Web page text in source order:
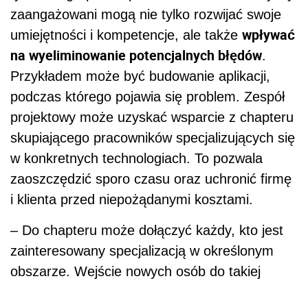
zaangażowani mogą nie tylko rozwijać swoje
umiejętności i kompetencje, ale także wpływać
na wyeliminowanie potencjalnych błędów.
Przykładem może być budowanie aplikacji,
podczas którego pojawia się problem. Zespół
projektowy może uzyskać wsparcie z chapteru
skupiającego pracowników specjalizujących się
w konkretnych technologiach. To pozwala
zaoszczędzić sporo czasu oraz uchronić firmę
i klienta przed niepożądanymi kosztami.
–Do chapteru może dołączyć każdy, kto jest
zainteresowany specjalizacją w określonym
obszarze. Wejście nowych osób do takiej